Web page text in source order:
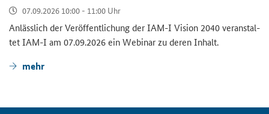
07.09.2026 10:00 - 11:00 Uhr
An­läss­lich der Ver­öf­fent­li­chung derIAM-I Vision 2040ver­an­stal­
tetIAM-I am 07.09.2026 ein We­bi­nar zu deren In­halt.
mehr